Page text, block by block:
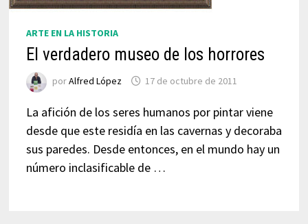
ARTE EN LA HISTORIA
El verdadero museo de los horrores
porAlfred López 17 de octubre de 2011
La afición de los seres humanos por pintar viene
desde que este residía en las cavernas y decoraba
sus paredes. Desde entonces, en el mundo hay un
número inclasificable de …